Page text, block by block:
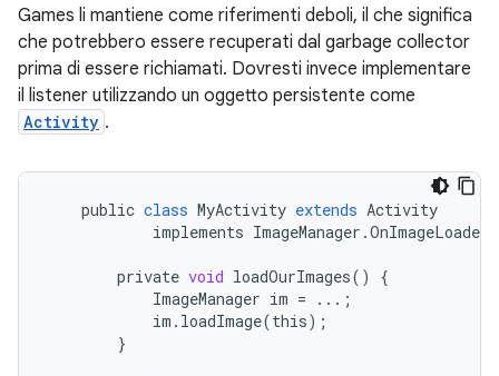
Games li mantiene come riferimenti deboli, il che significa
che potrebbero essere recuperati dal garbage collector
prima di essere richiamati. Dovresti invece implementare
il listener utilizzando un oggetto persistente come
Activity .
public class MyActivity extends Activity
implements ImageManager .
private void loadOurImages()
{
ImageManager im = ... ;
im . loadImage(this);
}